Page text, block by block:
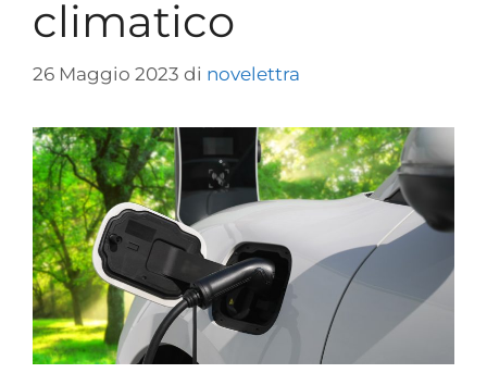
climatico
26 Maggio 2023 di novelettra